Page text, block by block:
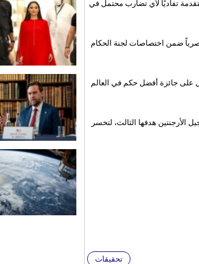
تفاديًا لأي تضارب محتمل في
ضمن اختصاصات لجنة الحكام
بمكانة ليتكسير الدولية الكبيرة، إذ سبق له أن أدار نهائي بطولة أمم أوروبا 2024، وحصل على جائزة أفضل حكم في العالم
هدفها الثالث، لتخسر
تحقيقات